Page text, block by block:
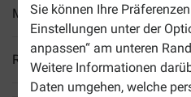
Sie können Ihre
Einstellungen unter der
anpassen“ am unteren
Weitere Informationen
Daten umgehen, welche
Mehr Produktinfos
Reviews